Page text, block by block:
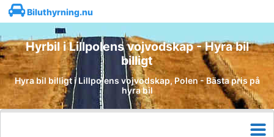
Biluthyrning.nu
Hyrbil i Lillpolens vojvodskap - Hyra bil
billigt
Hyra bil billigt i Lillpolens vojvodskap, Polen - Bästa pris på
hyra bil